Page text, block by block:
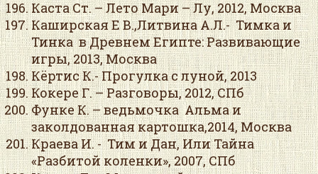
Каста Ст. – Лето Мари – Лу, 2012, Москва
Каширская Е В.,Литвина А.Л.- Тимка и
Тинка в Древнем Египте: Развивающие
игры, 2013, Москва
Кёртис К.- Прогулка с луной, 2013
Кокере Г. – Разговоры, 2012, СПб
Функе К. – ведьмочка Альма и
заколдованная картошка,2014, Москва
Краева И. - Тим и Дан, Или Тайна
«Разбитой коленки», 2007, СПб